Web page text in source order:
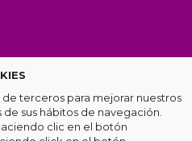
terceros para mejorar nuestros
sus hábitos de navegación.
clic en el botón